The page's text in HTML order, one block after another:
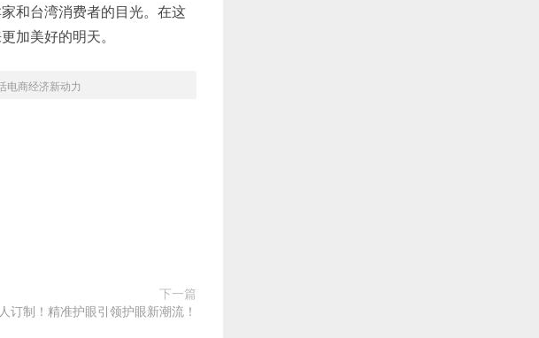
和台湾消费者的目光。在这
加美好的明天。
电商经济新动力
下一篇
订制！精准护眼引领护眼新潮流！